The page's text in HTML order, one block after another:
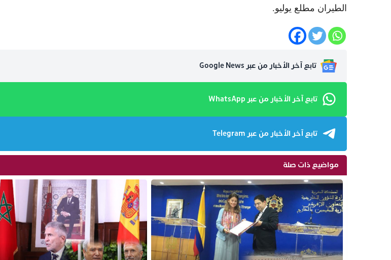
الطيران مطلع يوليو.
تابع آخر الأخبار من عبر Google News
تابع آخر الأخبار من عبر WhatsApp
تابع آخر الأخبار من عبر Telegram
مواضيع ذات صلة